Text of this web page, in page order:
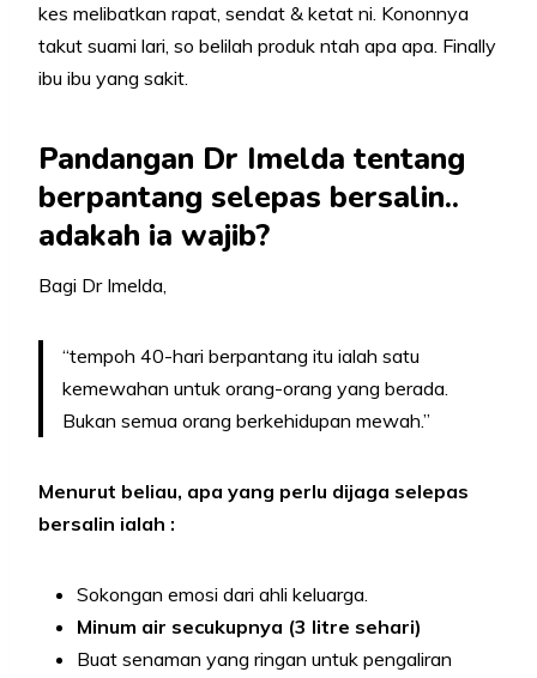
kes melibatkan rapat, sendat & ketat ni. Kononnya
takut suami lari, so belilah produk ntah apa apa. Finally
ibu ibu yang sakit.
Pandangan Dr Imelda tentang
berpantang selepas bersalin..
adakah ia wajib?
Bagi Dr Imelda,
“tempoh 40-hari berpantang itu ialah satu
kemewahan untuk orang-orang yang berada.
Bukan semua orang berkehidupan mewah.”
Menurut beliau, apa yang perlu dijaga selepas
bersalin ialah :
Sokongan emosi dari ahli keluarga.
Minum air secukupnya (3 litre sehari)
Buat senaman yang ringan untuk pengaliran